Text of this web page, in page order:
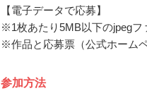
【電子データで応募】
※1枚あたり5MB以下のjpegフ
※作品と応募票（公式ホーム
参加方法